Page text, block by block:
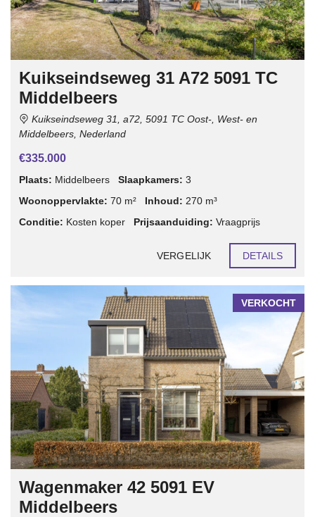
Kuikseindseweg 31 A72 5091 TC
Middelbeers
Kuikseindseweg 31, a72, 5091 TC Oost-, West- en
Middelbeers, Nederland
€335.000
Plaats: Middelbeers Slaapkamers: 3
Woonoppervlakte: 70 m² Inhoud: 270 m³
Conditie: Kosten koper Prijsaanduiding: Vraagprijs
VERGELIJK DETAILS
VERKOCHT
Wagenmaker 42 5091 EV
Middelbeers